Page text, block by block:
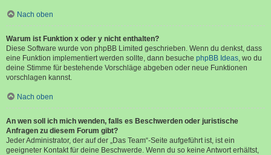
Nach oben
Warum ist Funktion x oder y nicht enthalten?
Diese Software wurde von phpBB Limited geschrieben. Wenn du denkst, dass
eine Funktion implementiert werden sollte, dann besuche phpBB Ideas, wo du
deine Stimme für bestehende Vorschläge abgeben oder neue Funktionen
vorschlagen kannst.
Nach oben
An wen soll ich mich wenden, falls es Beschwerden oder juristische
Anfragen zu diesem Forum gibt?
Jeder Administrator, der auf der „Das Team“-Seite aufgeführt ist, ist ein
geeigneter Kontakt für deine Beschwerde. Wenn du so keine Antwort erhältst,